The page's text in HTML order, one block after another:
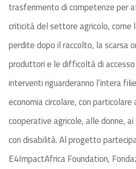
trasferimento di competenze per
criticità del settore agricolo,
perdite dopo il raccolto, la scarsa
produttori e le difficoltà di accesso
interventi riguarderanno l’intera
economia circolare, con
cooperative agricole, alle donne,
con disabilità. Al progetto
E4ImpactAfrica Foundation,